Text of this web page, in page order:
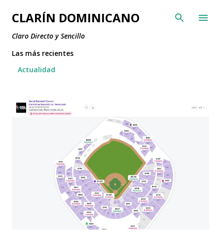
Ir al contenido principal
CLARÍN DOMINICANO
Claro Directo y Sencillo
Las más recientes
Actualidad